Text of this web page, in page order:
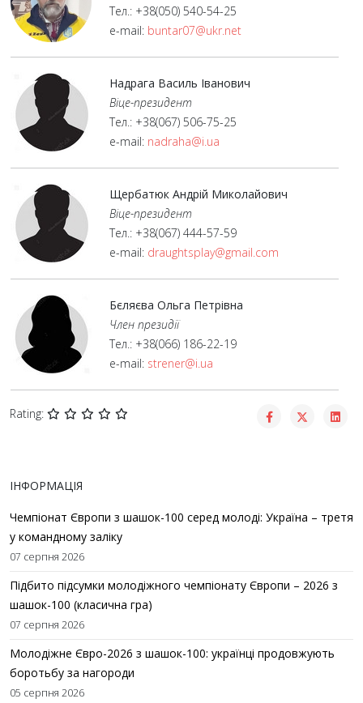
Тел.: +38(050) 540-54-25
e-mail: buntar07@ukr.net
Надрага Василь Іванович
Віце-президент
Тел.: +38(067) 506-75-25
e-mail: nadraha@i.ua
Щербатюк Андрій Миколайович
Віце-президент
Тел.: +38(067) 444-57-59
e-mail: draughtsplay@gmail.com
Бєляєва Ольга Петрівна
Член президії
Тел.: +38(066) 186-22-19
e-mail: strener@i.ua
Rating:
ІНФОРМАЦІЯ
Чемпіонат Європи з шашок-100 серед молоді: Україна – третя
у командному заліку
07 серпня 2026
Підбито підсумки молодіжного чемпіонату Європи – 2026 з
шашок-100 (класична гра)
07 серпня 2026
Молодіжне Євро-2026 з шашок-100: українці продовжують
боротьбу за нагороди
05 серпня 2026